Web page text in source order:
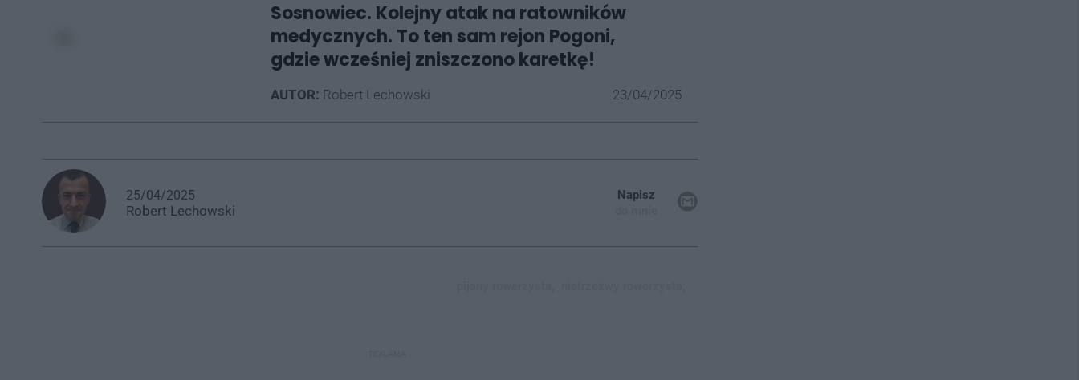
Sosnowiec. Kolejny atak na ratowników
medycznych. To ten sam rejon Pogoni,
gdzie wcześniej zniszczono karetkę!
AUTOR: Robert Lechowski 23/04/2025
25/04/2025
Robert Lechowski
Napisz